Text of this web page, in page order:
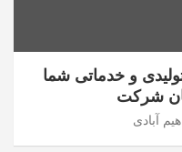
و خدماتی شما
شرکت
آبادی